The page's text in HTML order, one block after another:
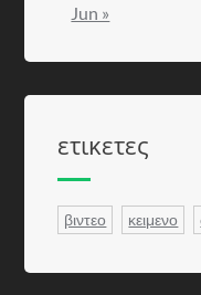
Jun »
ετικετες
βιντεο κειμενο